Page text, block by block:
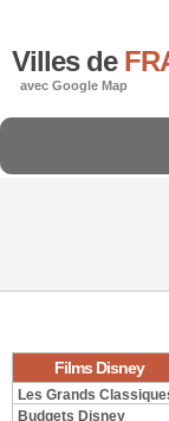
Villes de
avec Google Map
Films Disney
Les Grands
Budgets Disney